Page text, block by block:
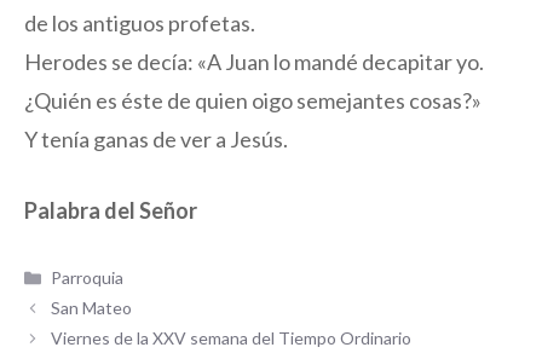
de los antiguos profetas.
Herodes se decía: «A Juan lo mandé decapitar yo.
¿Quién es éste de quien oigo semejantes cosas?»
Y tenía ganas de ver a Jesús.
Palabra del Señor
Categorías
Parroquia
San Mateo
Viernes de la XXV semana del Tiempo Ordinario